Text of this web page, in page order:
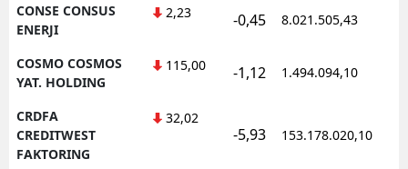
CONSE CONSUS
ENERJI
2,23 -0,45 8.021.505,43
COSMO COSMOS
YAT. HOLDING
115,00 -1,12 1.494.094,10
CRDFA
CREDITWEST
FAKTORING
32,02
-5,93 153.178.020,10